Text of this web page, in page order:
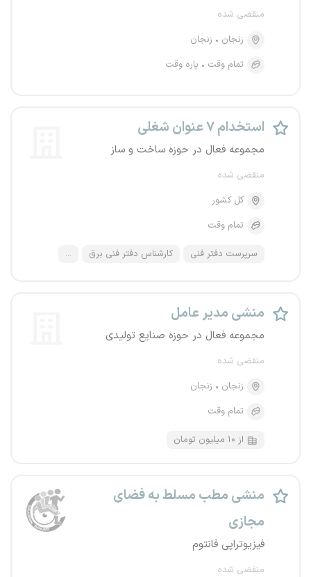
منقضی شده
زنجان
زنجان
تمام وقت
پاره وقت
استخدام ۷ عنوان شغلی
مجموعه فعال در حوزه ساخت و ساز
منقضی شده
کل کشور
تمام وقت
سرپرست دفتر فنی کارشناس دفتر فنی برق ...
منشی مدیر عامل
مجموعه فعال در حوزه صنایع تولیدی
منقضی شده
زنجان
زنجان
تمام وقت
از ۱۰ میلیون تومان
منشی مطب مسلط به فضای
مجازی
فیزیوتراپی فانتوم
منقضی شده